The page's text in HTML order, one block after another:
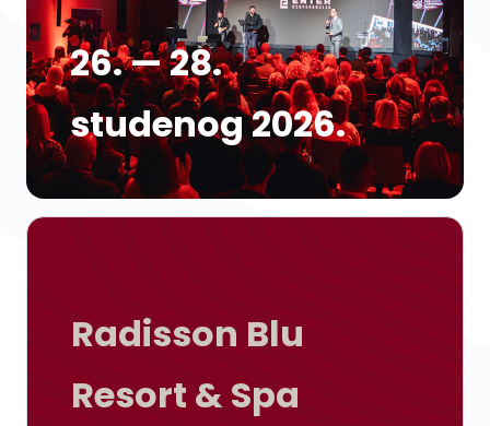
26. — 28.
studenog 2026.
Radisson Blu
Resort & Spa